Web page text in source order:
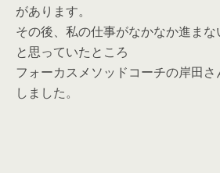
があります。
その後、 私の仕事がなかなか進まな
と思っていたところ
フォーカスメソッドコーチの岸田
しました。